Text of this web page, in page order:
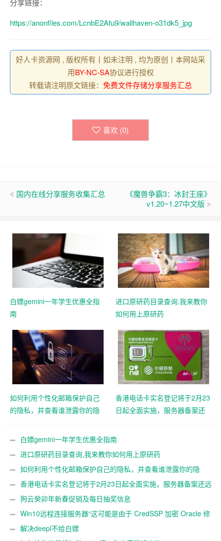
分享链接：
https://anonfiles.com/LcnbE2Afu9/wallhaven-o31dk5_jpg
好人卡资源网 , 版权所有丨如未注明 , 均为原创丨本网站采
用BY-NC-SA协议进行授权
转载请注明原文链接： 免费文件存储分享服务汇总
喜欢 (0)
国内在线分享服务收集汇总
《魔兽争霸3：冰封王座》
v1.20~1.27中文版
白嫖gemini一年学生优惠全指
南
进口原研药目录查询,我来教你
如何用上原研药
如何利用个性化邮箱保护自己
的隐私，并查看谁泄露你的隐
香港电话卡实名登记将于2月23
日起全面实施，服务器备案还
白嫖gemini一年学生优惠全指南
进口原研药目录查询,我来教你如何用上原研药
如何利用个性化邮箱保护自己的隐私，并查看谁泄露你的隐
私 香港电话卡实名登记将于2月23日起全面实施，服务器备案还远
吗？狗云癸卯年新春促销及每日抽奖信息
Win10远程连接服务器“这可能是由于 CredSSP 加密 Oracle 修
正”解决办法
解决deepl不给白嫖